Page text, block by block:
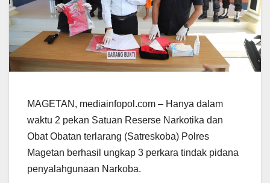
MAGETAN, mediainfopol.com – Hanya dalam
waktu 2 pekan Satuan Reserse Narkotika dan
Obat Obatan terlarang (Satreskoba) Polres
Magetan berhasil ungkap 3 perkara tindak pidana
penyalahgunaan Narkoba.